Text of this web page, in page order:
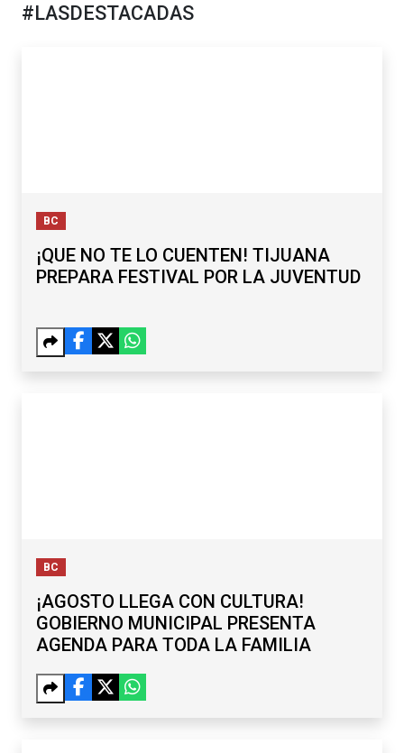
#LASDESTACADAS
BC
¡QUE NO TE LO CUENTEN! TIJUANA
PREPARA FESTIVAL POR LA JUVENTUD
BC
¡AGOSTO LLEGA CON CULTURA!
GOBIERNO MUNICIPAL PRESENTA
AGENDA PARA TODA LA FAMILIA